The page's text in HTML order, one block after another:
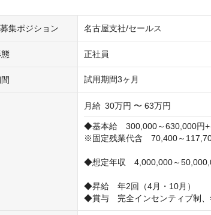
集ポジション 名古屋支社/セールス
正社員
試用期間3ヶ月
月給 30万円 〜 63万円
◆基本給　300,000～630,000円+
※固定残業代含　70,400～
◆想定年収　4,000,000～
◆昇給　年2回（4月・10月）
◆賞与　完全インセンティブ制、